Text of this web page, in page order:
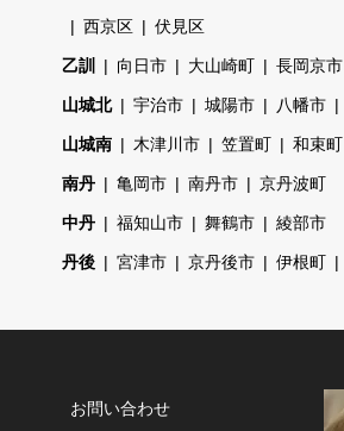
西京区 伏見区
乙訓 向日市 大山崎町 長岡京市
山城北 宇治市 城陽市 八幡市
山城南 木津川市 笠置町 和束町
南丹 亀岡市 南丹市 京丹波町
中丹 福知山市 舞鶴市 綾部市
丹後 宮津市 京丹後市 伊根町
お問い合わせ